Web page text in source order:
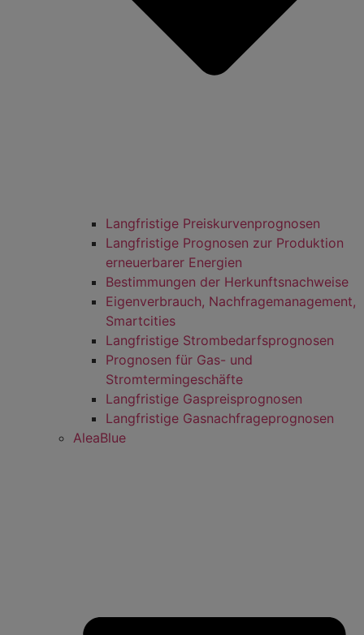
Langfristige Preiskurvenprognosen
Langfristige Prognosen zur Produktion
erneuerbarer Energien
Bestimmungen der Herkunftsnachweise
Eigenverbrauch, Nachfragemanagement,
Smartcities
Langfristige Strombedarfsprognosen
Prognosen für Gas- und
Stromtermingeschäfte
Langfristige Gaspreisprognosen
Langfristige Gasnachfrageprognosen
AleaBlue